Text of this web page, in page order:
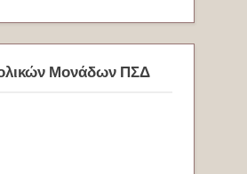
Μονάδων ΠΣΔ